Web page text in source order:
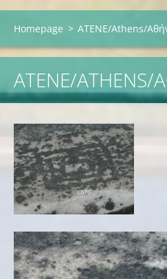
Homepage > ATENE/Athens/
ATENE/ATHENS/